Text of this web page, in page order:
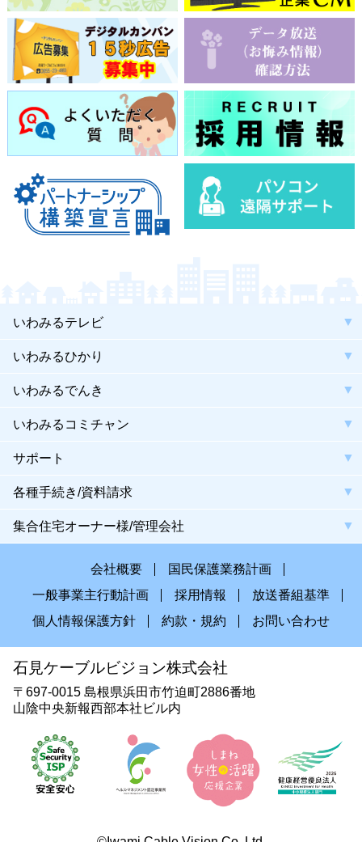
いわみるテレビ
いわみるひかり
いわみるでんき
いわみるコミチャン
サポート
各種手続き/資料請求
集合住宅オーナー様/管理会社
会社概要
国民保護業務計画
一般事業主行動計画
採用情報
放送番組基準
個人情報保護方針
約款・規約 お問い合わせ
石見ケーブルビジョン株式会社
〒697-0015 島根県浜田市竹迫町2886番地
山陰中央新報西部本社ビル内